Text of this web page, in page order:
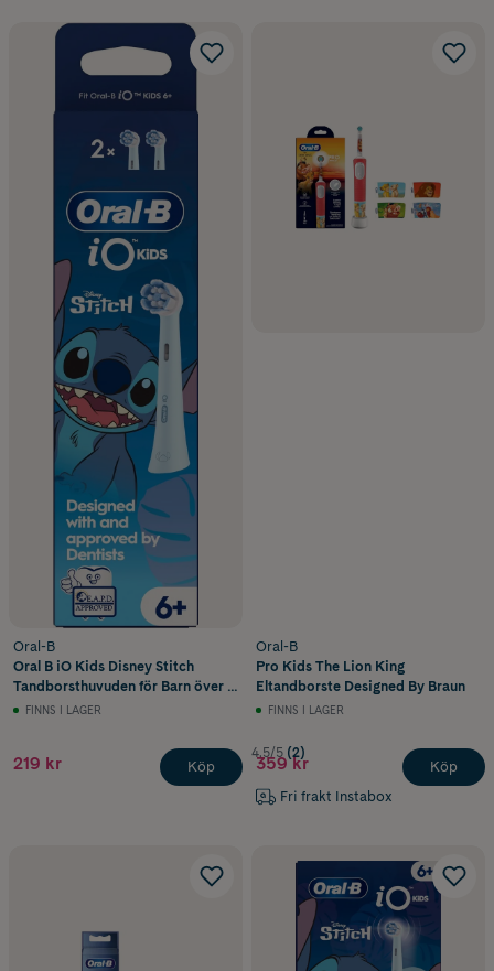
Oral-B
Oral B iO Kids Disney Stitch
Tandborsthuvuden för Barn över 6
år 2 st
FINNS I LAGER
219 kr Köp
Oral-B
Pro Kids The Lion King
Eltandborste Designed By Braun
FINNS I LAGER
4.5/5 (2)
359 kr
Fri frakt Instabox
Köp